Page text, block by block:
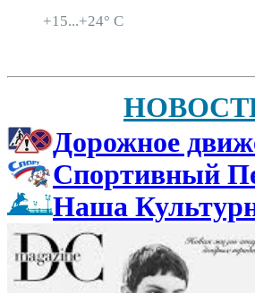
+15...+24° C
Дорожное
Спортивный
Наша